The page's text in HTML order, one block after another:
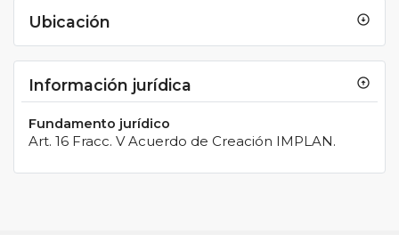
Ubicación arrow_circle_down
Información jurídica arrow_circle_up
Fundamento jurídico
Art. 16 Fracc. V Acuerdo de Creación IMPLAN.